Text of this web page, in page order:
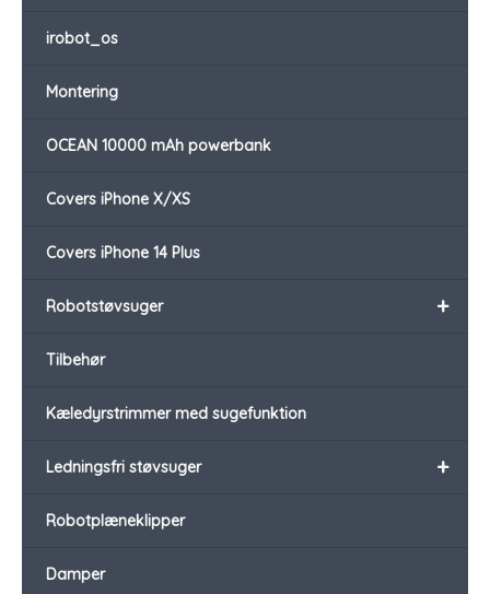
irobot_os
Montering
OCEAN 10000 mAh powerbank
Covers iPhone X/XS
Covers iPhone 14 Plus
+
Robotstøvsuger
Tilbehør
Kæledyrstrimmer med sugefunktion
+
Ledningsfri støvsuger
Robotplæneklipper
Damper